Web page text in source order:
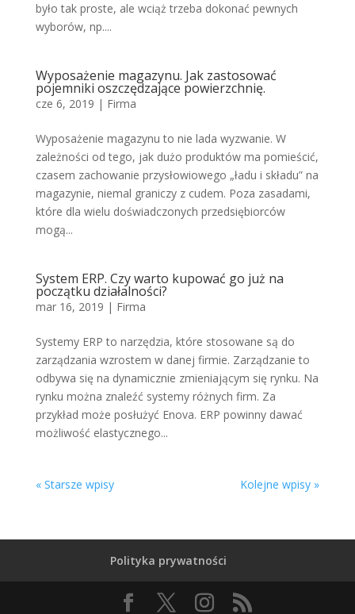
było tak proste, ale wciąż trzeba dokonać pewnych
wyborów, np....
Wyposażenie magazynu. Jak zastosować
pojemniki oszczędzające powierzchnię.
cze 6, 2019 | Firma
Wyposażenie magazynu to nie lada wyzwanie. W
zależności od tego, jak dużo produktów ma pomieścić,
czasem zachowanie przysłowiowego „ładu i składu” na
magazynie, niemal graniczy z cudem. Poza zasadami,
które dla wielu doświadczonych przedsiębiorców
mogą...
System ERP. Czy warto kupować go już na
początku działalności?
mar 16, 2019 | Firma
Systemy ERP to narzędzia, które stosowane są do
zarządzania wzrostem w danej firmie. Zarządzanie to
odbywa się na dynamicznie zmieniającym się rynku. Na
rynku można znaleźć systemy różnych firm. Za
przykład może posłużyć Enova. ERP powinny dawać
możliwość elastycznego...
« Starsze wpisy Kolejne wpisy »
Polityka prywatności